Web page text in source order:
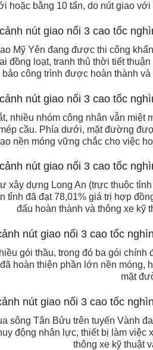
hoặc bằng 10 tấn, do nút giao
Mỹ Yên đang được thi công
đồng loạt, tranh thủ thời tiết
bảo công trình được hoàn thành
nhiều nhóm công nhân vẫn miệt
cầu. Phía dưới, mặt đường
nền móng vững chắc cho việc
xây dựng Long An (trực thuộc
tỉnh đã đạt 78,01% giá trị hợp
đấu hoàn thành và thông xe kỹ
gói thầu, trong đó ba gói
hoàn thiện phần lớn nền móng,
mặt
sông Tân Bửu trên tuyến Vành
động nhân lực, thiết bị làm việc
thông xe kỹ thuật